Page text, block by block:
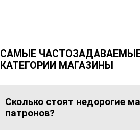
САМЫЕ
КАТЕГОРИИ МАГАЗИНЫ
Сколько стоят недорогие
патронов?